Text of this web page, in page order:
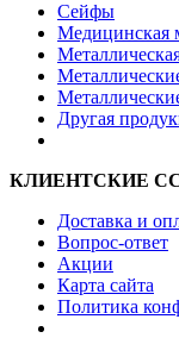
Сейфы
Медицинская
Другая
КЛИЕНТСКИЕ
Доставка и
Вопрос-ответ
Акции
Карта сайта
Политика